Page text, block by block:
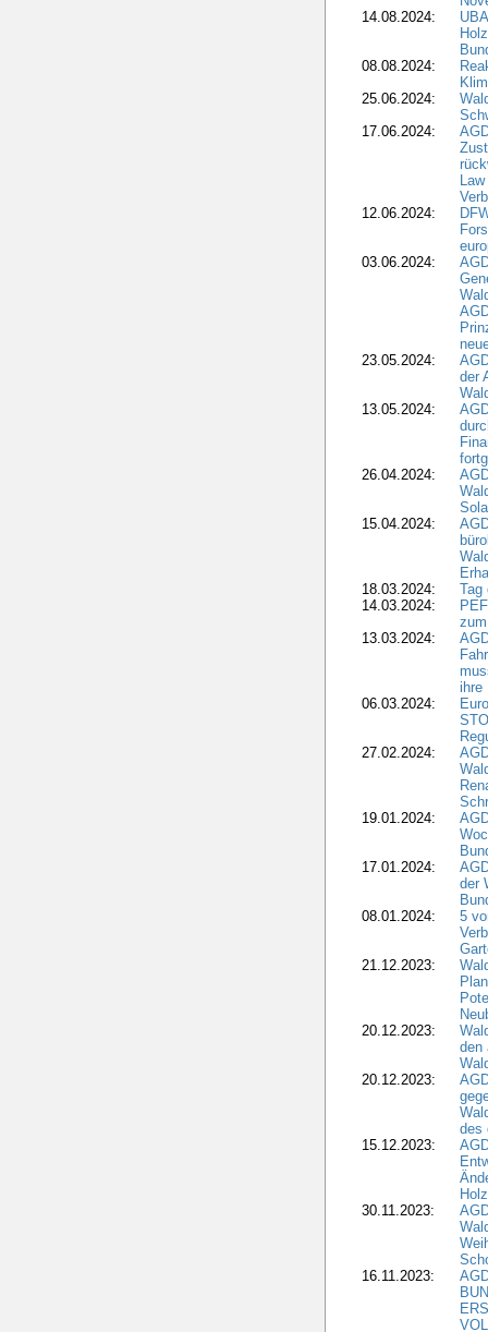
14.08.2024:
08.08.2024:
25.06.2024:
17.06.2024:
12.06.2024:
03.06.2024:
23.05.2024:
der
13.05.2024:
26.04.2024:
15.04.2024:
18.03.2024:
Tag
14.03.2024:
13.03.2024:
ihre
06.03.2024:
27.02.2024:
19.01.2024:
17.01.2024:
der
08.01.2024:
5
21.12.2023:
20.12.2023:
den
20.12.2023:
des
15.12.2023:
30.11.2023:
16.11.2023: